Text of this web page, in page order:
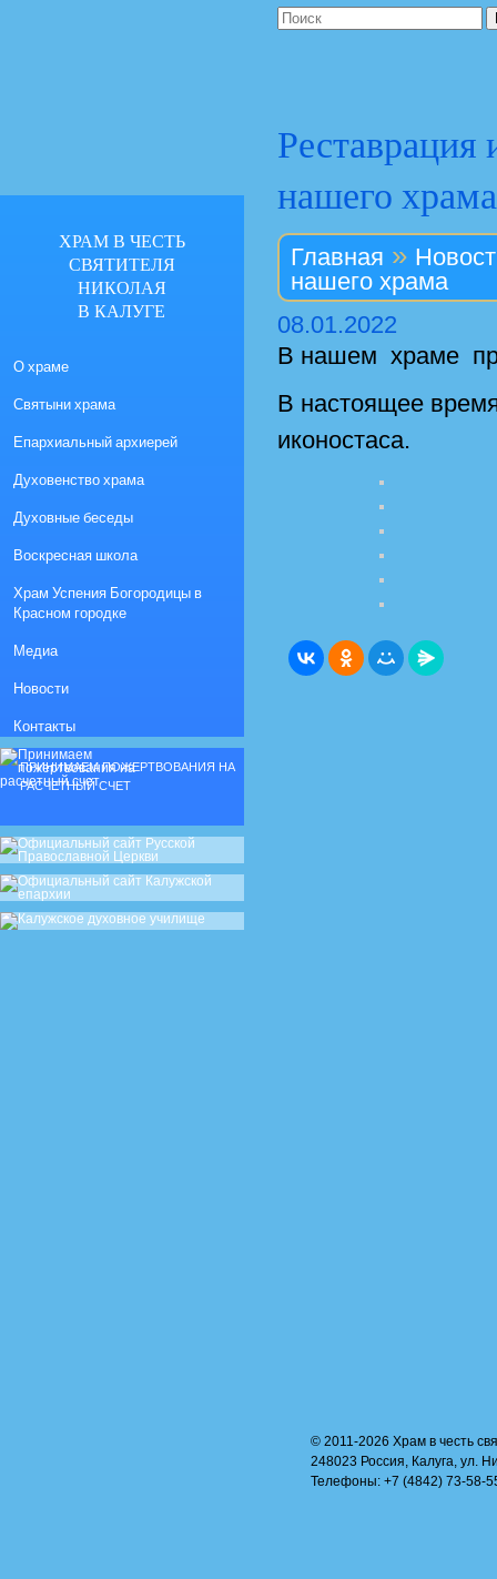
Реставрация
нашего храма
Главная »
нашего храма
08.01.2022
В нашем храме
В настоящее
иконостаса.
ХРАМ В ЧЕСТЬ
СВЯТИТЕЛЯ
НИКОЛАЯ
В КАЛУГЕ
О храме
Святыни храма
Епархиальный архиерей
Духовенство храма
Духовные беседы
Воскресная школа
Храм Успения Богородицы в
Красном городке
Медиа
Новости
Контакты
ПРИНИМАЕМ ПОЖЕРТВОВАНИЯ НА
РАСЧЕТНЫЙ СЧЕТ
© 2011-2026 Храм в честь
248023 Россия, Калуга, ул.
Телефоны: +7 (4842) 73-58-